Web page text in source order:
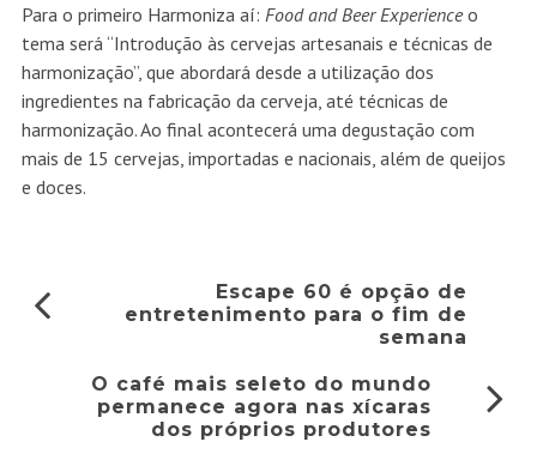
Para o primeiro Harmoniza aí: Food and Beer Experienceo
tema será “Introdução às cervejas artesanais e técnicas de
harmonização”, que abordará desde a utilização dos
ingredientes na fabricação da cerveja, até técnicas de
harmonização. Ao final acontecerá uma degustação com
mais de 15 cervejas, importadas e nacionais, além de queijos
e doces.
Escape 60 é opção de
entretenimento para o fim de
semana
O café mais seleto do mundo
permanece agora nas xícaras
dos próprios produtores